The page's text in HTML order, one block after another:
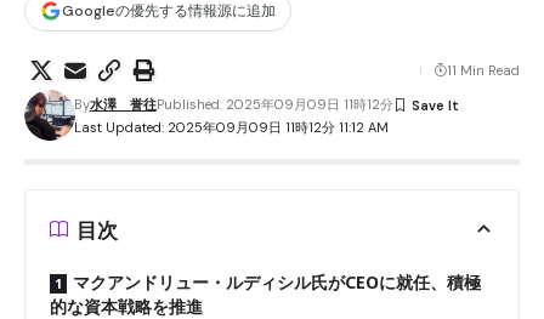
Googleの優先する情報源に追加
Last Updated: 2025年09月09日 11時12分 11:12 AM
By水澤 誉往Published: 2025年09月09日 11時12分
11 Min Read
目次
マクアンドリュー・ルディシル氏がCEOに就任、積極
的な資本戦略を推進